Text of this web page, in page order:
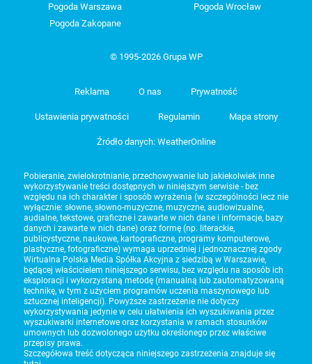
Pogoda Warszawa
Pogoda Wrocław
Pogoda Zakopane
© 1995-2026 Grupa WP
Reklama O nas Prywatność
Ustawienia prywatności Regulamin Mapa strony
Źródło danych: WeatherOnline
Pobieranie, zwielokrotnianie, przechowywanie lub jakiekolwiek inne
wykorzystywanie treści dostępnych w niniejszym serwisie - bez
względu na ich charakter i sposób wyrażenia (w szczególności lecz nie
wyłącznie: słowne, słowno-muzyczne, muzyczne, audiowizualne,
audialne, tekstowe, graficzne i zawarte w nich dane i informacje, bazy
danych i zawarte w nich dane) oraz formę (np. literackie,
publicystyczne, naukowe, kartograficzne, programy komputerowe,
plastyczne, fotograficzne) wymaga uprzedniej i jednoznacznej zgody
Wirtualna Polska Media Spółka Akcyjna z siedzibą w Warszawie,
będącej właścicielem niniejszego serwisu, bez względu na sposób ich
eksploracji i wykorzystaną metodę (manualną lub zautomatyzowaną
technikę, w tym z użyciem programów uczenia maszynowego lub
sztucznej inteligencji). Powyższe zastrzeżenie nie dotyczy
wykorzystywania jedynie w celu ułatwienia ich wyszukiwania przez
wyszukiwarki internetowe oraz korzystania w ramach stosunków
umownych lub dozwolonego użytku określonego przez właściwe
przepisy prawa.
Szczegółowa treść dotycząca niniejszego zastrzeżenia znajduje się